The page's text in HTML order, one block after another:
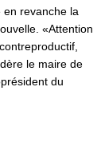
revanche la
«Attention
le maire de
du